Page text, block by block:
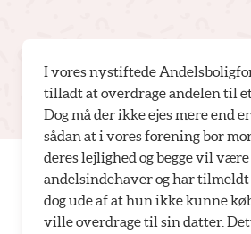
I vores nystiftede
tilladt at overdrage andelen til
Dog må der ikke ejes mere end
sådan at i vores forening bor
deres lejlighed og begge vil være
andelsindehaver og har
dog ude af at hun ikke kunne
ville overdrage til sin datter.